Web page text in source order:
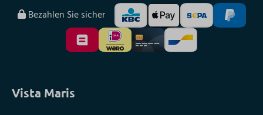
Bezahlen Sie sicher
Vista Maris